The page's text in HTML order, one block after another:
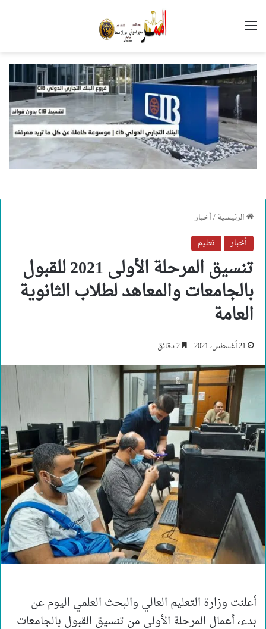
القائمة
الرئيسية/أخبار
أخبار
تعليم
تنسيق المرحلة الأولى 2021 للقبول
بالجامعات والمعاهد لطلاب الثانوية
العامة
21 أغسطس، 2021
أعلنت وزارة التعليم العالي والبحث العلمي اليوم عن
بدء، أعمال المرحلة الأولى من تنسيق القبول بالجامعات